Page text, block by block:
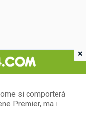
si comporterà
Premier, ma i
×